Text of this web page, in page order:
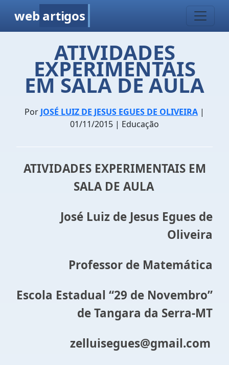
web artigos
ATIVIDADES
EXPERIMENTAIS
EM SALA DE AULA
Por JOSÉ LUIZ DE JESUS EGUES DE OLIVEIRA |
01/11/2015 | Educação
ATIVIDADES EXPERIMENTAIS EM
SALA DE AULA
José Luiz de Jesus Egues de
Oliveira
Professor de Matemática
Escola Estadual “29 de Novembro”
de Tangara da Serra-MT
zelluisegues@gmail.com